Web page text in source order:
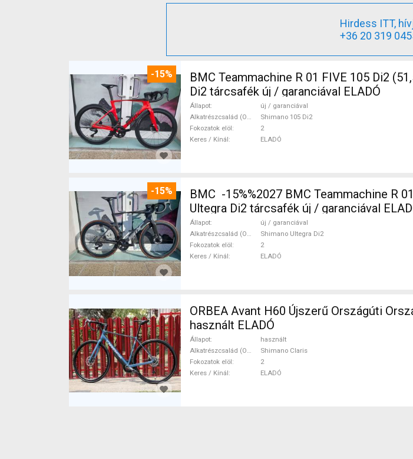
Hirdess ITT,
+36 20 319
-15%
BMC Teammachine R 01 FIVE 105 Di2
Di2 tárcsafék új / garanciával ELADÓ
Állapot
új / garanciával
Alkatrészcsalád (Outi)
Shimano 105 Di2
Fokozatok elöl
2
Keres / Kínál
ELADÓ
-15%
BMC -15%%2027 BMC Teammachine R
Ultegra Di2 tárcsafék új / garanciával
Állapot
új / garanciával
Alkatrészcsalád (Outi)
Shimano Ultegra Di2
Fokozatok elöl
2
Keres / Kínál
ELADÓ
ORBEA Avant H60 Újszerű Országúti Országúti Shimano Claris tárcsafék
használt ELADÓ
Állapot
használt
Alkatrészcsalád (Outi)
Shimano Claris
Fokozatok elöl
2
Keres / Kínál
ELADÓ